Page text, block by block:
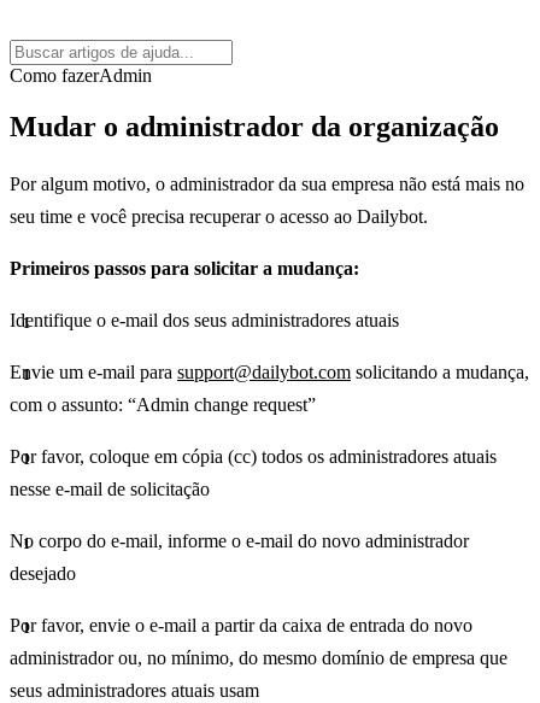
Como fazerAdmin
Mudar o administrador da organização
Por algum motivo, o administrador da sua empresa não está mais no
seu time e você precisa recuperar o acesso ao Dailybot.
Primeiros passos para solicitar a mudança:
Identifique o e-mail dos seus administradores atuais
Envie um e-mail para support@dailybot.com solicitando a mudança,
com o assunto: “Admin change request”
Por favor, coloque em cópia (cc) todos os administradores atuais
nesse e-mail de solicitação
No corpo do e-mail, informe o e-mail do novo administrador
desejado
Por favor, envie o e-mail a partir da caixa de entrada do novo
administrador ou, no mínimo, do mesmo domínio de empresa que
seus administradores atuais usam